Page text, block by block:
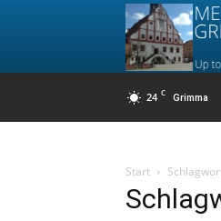
24 C Grimma
Start